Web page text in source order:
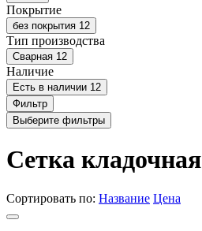
Покрытие
без покрытия 12
Тип производства
Сварная 12
Наличие
Есть в наличии 12
Фильтр
Выберите фильтры
Сетка кладочная
Сортировать по: Название Цена